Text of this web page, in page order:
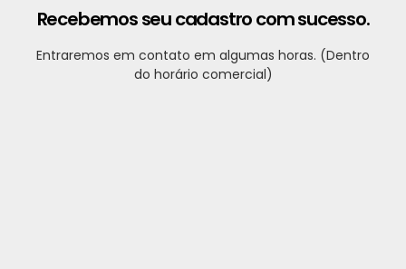
Recebemos seu cadastro com sucesso.
Entraremos em contato em algumas horas. (Dentro
do horário comercial)